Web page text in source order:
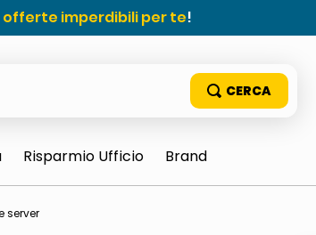
offerte imperdibili per te!
Risparmio Ufficio Brand
server